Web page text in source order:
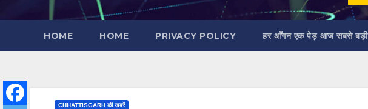
HOME HOME PRIVACY POLICY हर आँगन एक पेड़ आज सबसे
CHHATTISGARH की खबरें